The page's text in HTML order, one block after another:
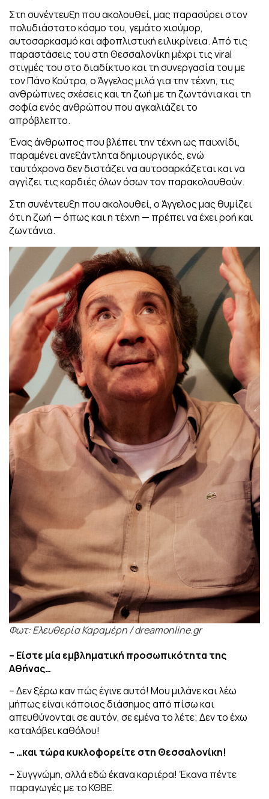
Στη συνέντευξη που ακολουθεί, μας παρασύρει στον
πολυδιάστατο κόσμο του, γεμάτο χιούμορ,
αυτοσαρκασμό και αφοπλιστική ειλικρίνεια. Από τις
παραστάσεις του στη Θεσσαλονίκη μέχρι τις viral
στιγμές του στο διαδίκτυο και τη συνεργασία του με
τον Πάνο Κούτρα, ο Άγγελος μιλά για την τέχνη, τις
ανθρώπινες σχέσεις και τη ζωή με τη ζωντάνια και τη
σοφία ενός ανθρώπου που αγκαλιάζει το
απρόβλεπτο.
Ένας άνθρωπος που βλέπει την τέχνη ως παιχνίδι,
παραμένει ανεξάντλητα δημιουργικός, ενώ
ταυτόχρονα δεν διστάζει να αυτοσαρκάζεται και να
αγγίζει τις καρδιές όλων όσων τον παρακολουθούν.
Στη συνέντευξη που ακολουθεί, ο Άγγελος μας θυμίζει
ότι η ζωή — όπως και η τέχνη — πρέπει να έχει ροή και
ζωντάνια.
Φωτ: Ελευθερία Καραμέρη / dreamonline.gr
– Είστε μία εμβληματική προσωπικότητα της
Αθήνας…
– Δεν ξέρω καν πώς έγινε αυτό! Μου μιλάνε και λέω
μήπως είναι κάποιος διάσημος από πίσω και
απευθύνονται σε αυτόν, σε εμένα το λέτε; Δεν το έχω
καταλάβει καθόλου!
– …και τώρα κυκλοφορείτε στη Θεσσαλονίκη!
– Συγγνώμη, αλλά εδώ έκανα καριέρα! Έκανα πέντε
παραγωγές με το ΚΘΒΕ.